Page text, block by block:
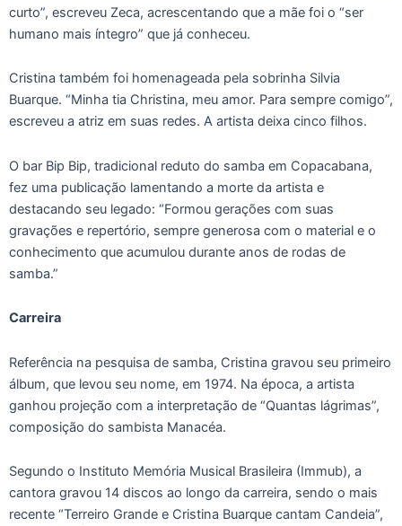
curto”, escreveu Zeca, acrescentando que a mãe foi o “ser
humano mais íntegro” que já conheceu.
Cristina também foi homenageada pela sobrinha Silvia
Buarque. “Minha tia Christina, meu amor. Para sempre comigo”,
escreveu a atriz em suas redes. A artista deixa cinco filhos.
O bar Bip Bip, tradicional reduto do samba em Copacabana,
fez uma publicação lamentando a morte da artista e
destacando seu legado: “Formou gerações com suas
gravações e repertório, sempre generosa com o material e o
conhecimento que acumulou durante anos de rodas de
samba.”
Carreira
Referência na pesquisa de samba, Cristina gravou seu primeiro
álbum, que levou seu nome, em 1974. Na época, a artista
ganhou projeção com a interpretação de “Quantas lágrimas”,
composição do sambista Manacéa.
Segundo o Instituto Memória Musical Brasileira (Immub), a
cantora gravou 14 discos ao longo da carreira, sendo o mais
recente “Terreiro Grande e Cristina Buarque cantam Candeia”,